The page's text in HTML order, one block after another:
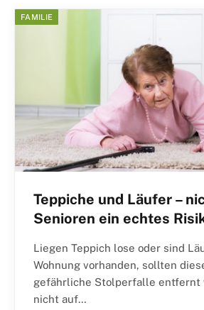
FAMILIE
Teppiche und Läufer –
Senioren ein echtes
Liegen Teppich lose oder sind
Wohnung vorhanden, sollten
gefährliche Stolperfalle entfernt
nicht auf…